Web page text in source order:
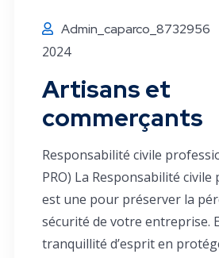
Admin_caparco_8732956
2024
Artisans et
commerçants
Responsabilité civile
PRO) La Responsabilité
est une pour préserver la
sécurité de votre entreprise.
tranquillité d’esprit en